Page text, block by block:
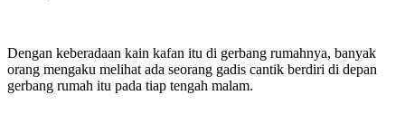
Dengan keberadaan kain kafan itu di gerbang rumahnya, banyak
orang mengaku melihat ada seorang gadis cantik berdiri di depan
gerbang rumah itu pada tiap tengah malam.